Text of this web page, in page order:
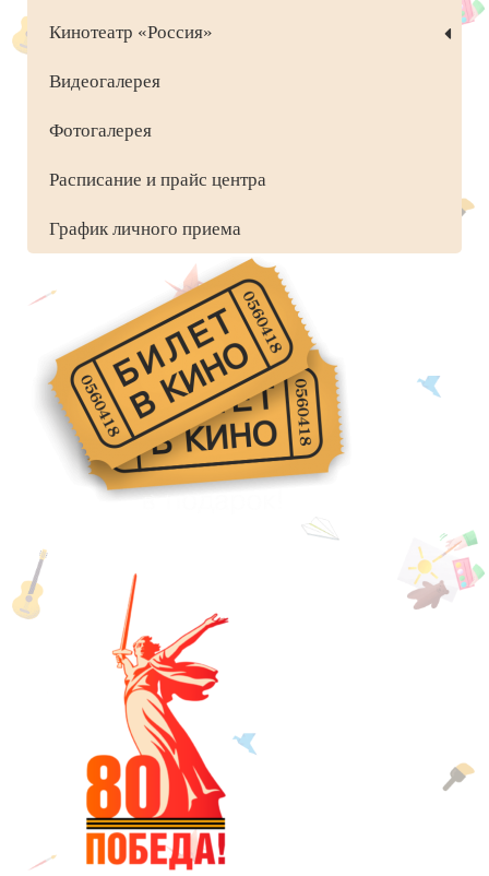
Кинотеатр «Россия»
Видеогалерея
Фотогалерея
Расписание и прайс центра
График личного приема